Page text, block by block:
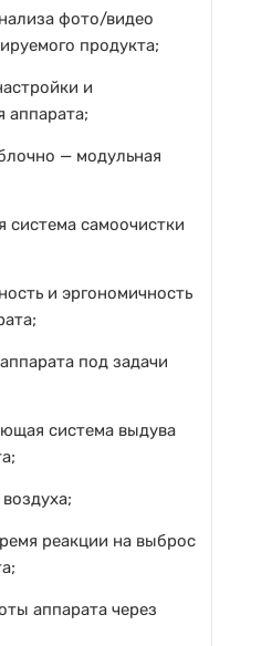
фото/видео
продукта;
и
аппарата;
— модульная
система самоочистки
и эргономичность
под задачи
система выдува
реакции на выброс
аппарата через